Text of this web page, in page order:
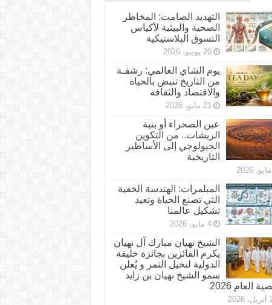
التهديد الصامت: المخاطر
الصحية والبيئية لأكياس
التسوق البلاستيكية
20 يونيو، 2026
يوم الشاي العالمي: رشفـة
من التاريخ تنبض بالحياة
والاقتصاد والثقافة
21 مايو، 2026
عين الصحراء أو بنية
الريشات.. من التكوين
الجيولوجي إلى الأساطير
التاريخية
المبلمرات: الهندسة الخفية
التي تصنع الحياة وتعيد
تشكيل عالمنا
4 مايو، 2026
الشيخ نهيان مبارك آل نهيان
يكرم الفائزين بجائزة خليفة
الدولية لنخيل التمر و يُعلن
سمو الشيخ نهيان بن زايد
العام 2026